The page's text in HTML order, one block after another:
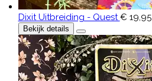
Dixit Uitbreiding - Quest€ 19,95
Bekijk details